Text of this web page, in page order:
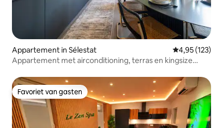
Appartement in Sélestat Gemiddelde
4,95 (123)
Appartement met airconditioning, terras en kingsize
Favoriet van gasten
Favoriet van gasten